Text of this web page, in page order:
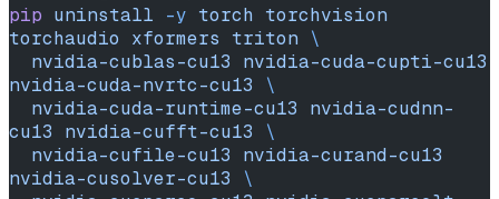
pip uninstall -y torch torchvision
torchaudio xformers triton \
  nvidia-cublas-cu13
nvidia-cuda-cupti-cu13
nvidia-cuda-nvrtc-cu13 \
  nvidia-cuda-runtime-cu13
nvidia-cudnn-
cu13 nvidia-cufft-cu13 \
  nvidia-cufile-cu13
nvidia-curand-cu13
nvidia-cusolver-cu13 \